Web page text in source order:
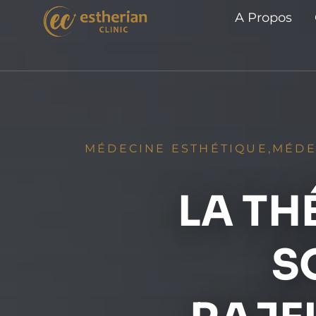
A Propos
MÉDECINE ESTHÉTIQUE ,
LA